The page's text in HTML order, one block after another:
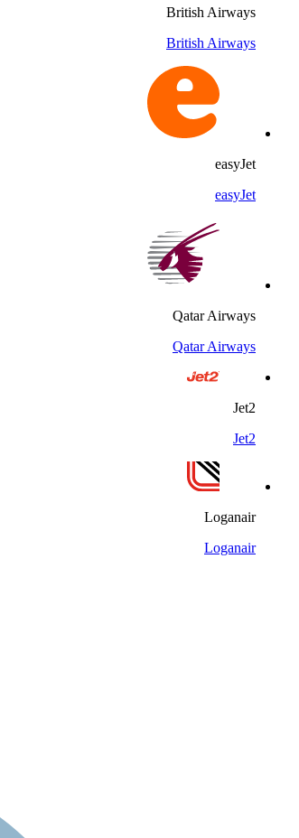
British Airways
British Airways
easyJet
easyJet
Qatar Airways
Qatar Airways
Jet2
Jet2
Loganair
Loganair